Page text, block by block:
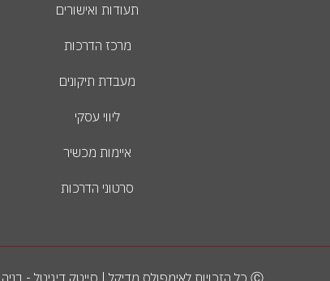
תעודות ואישורים
מרכז הדרכות
מעבדת תיקונים
ליווי עסקי
איימות מכשיר
סרטוני הדרכות
Ⓒ כל הזכויות לאימפולס מדיקל | סייטק דיגיטל - בניה וקידום אתרים